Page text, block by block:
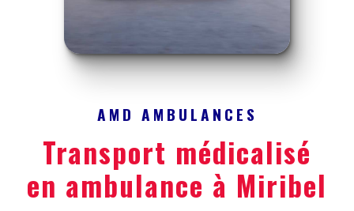
AMD AMBULANCES
transport médicalisé
en ambulance à Miribel